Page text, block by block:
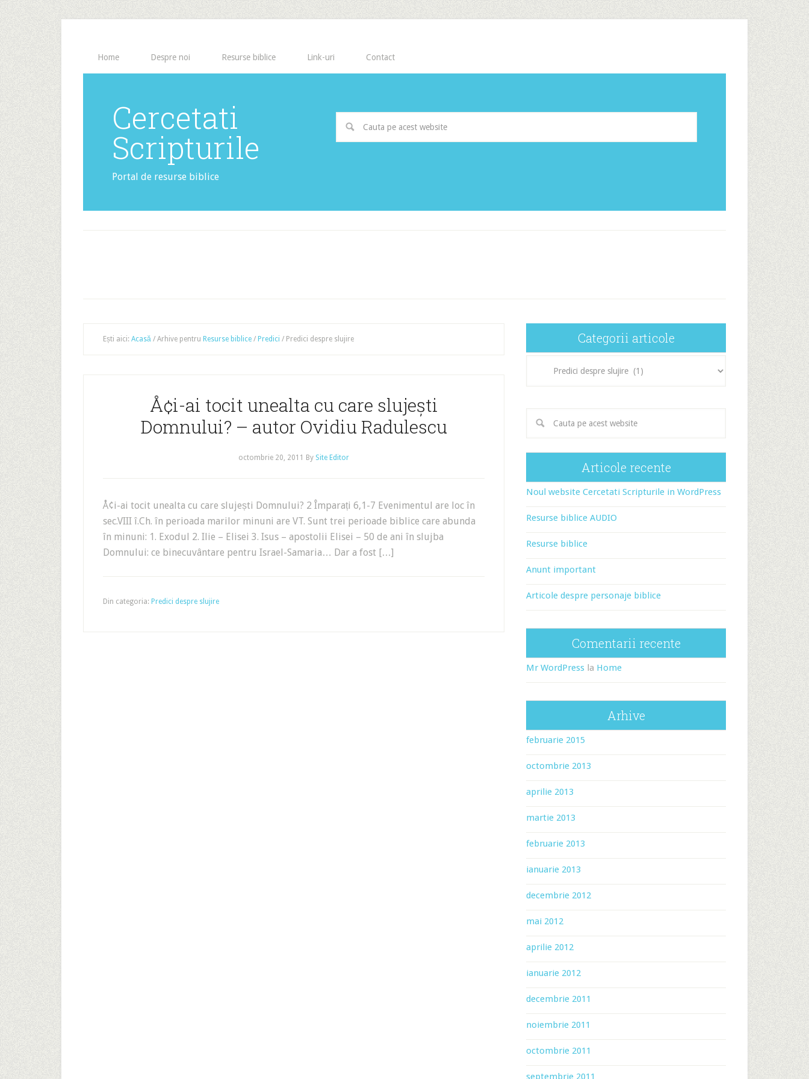
Home Despre noi Resurse biblice Link-uri Contact
Cercetati
Scripturile
Portal de resurse biblice
Ești aici: Acasă / Arhive pentru Resurse biblice / Predici / Predici despre slujire
Å¢i-ai tocit unealta cu care slujești
Domnului? – autor Ovidiu Radulescu
octombrie 20, 2011 By Site Editor
Å¢i-ai tocit unealta cu care slujești Domnului? 2 Împarați 6,1-7 Evenimentul are loc în
sec.VIII î.Ch. în perioada marilor minuni are VT. Sunt trei perioade biblice care abunda
în minuni: 1. Exodul 2. Ilie – Elisei 3. Isus – apostolii Elisei – 50 de ani în slujba
Domnului: ce binecuvântare pentru Israel-Samaria… Dar a fost […]
Din categoria: Predici despre slujire
Categorii articole
articole
Articole recente
Noul website Cercetati Scripturile in WordPress
Resurse biblice AUDIO
Resurse biblice
Anunt important
Articole despre personaje biblice
Comentarii recente
Mr WordPress la Home
Arhive
februarie 2015
octombrie 2013
aprilie 2013
martie 2013
februarie 2013
ianuarie 2013
decembrie 2012
mai 2012
aprilie 2012
ianuarie 2012
decembrie 2011
noiembrie 2011
octombrie 2011
septembrie 2011